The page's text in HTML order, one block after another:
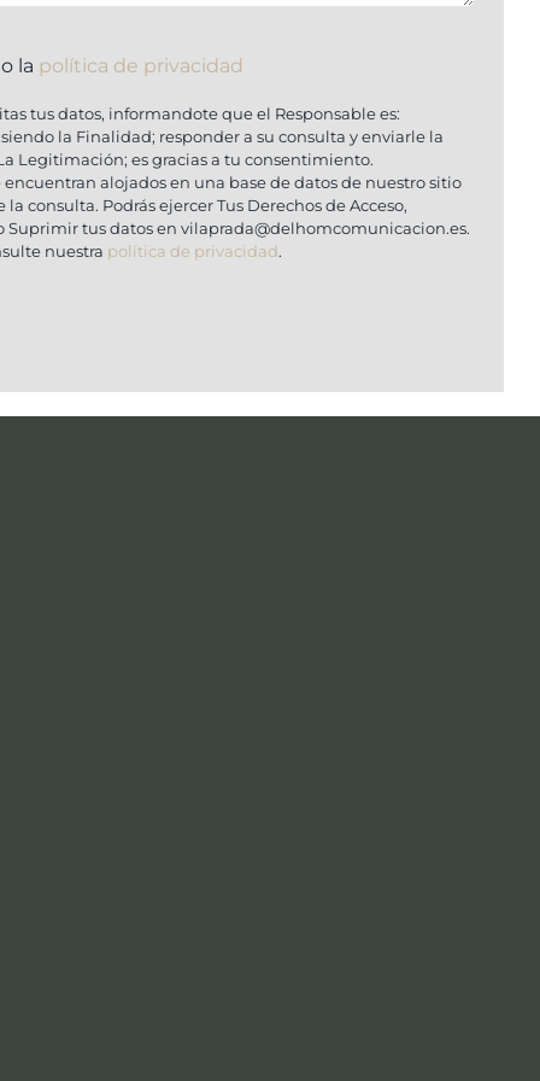
la política de privacidad
tus datos, informandote que el Responsable es:
la Finalidad; responder a su consulta y enviarle la
Legitimación; es gracias a tu consentimiento.
encuentran alojados en una base de datos de nuestro sitio
consulta. Podrás ejercer Tus Derechos de Acceso,
Suprimir tus datos en vilaprada@delhomcomunicacion.es.
nuestra política de privacidad.